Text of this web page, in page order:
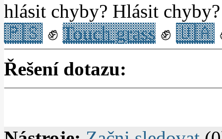
hlásit chyby? Hlásit chyby?
🇵🇸 ✊ Touch grass ✊ 🇺🇦
Řešení dotazu: